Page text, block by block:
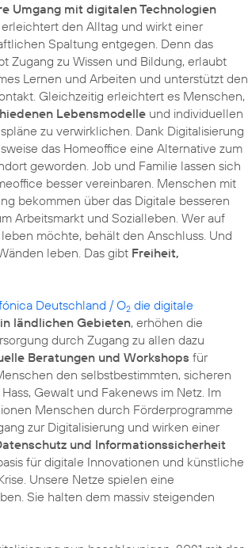
Umgang mit digitalen Technologien
den Alltag und wirkt einer
Spaltung entgegen. Denn das
Zugang zu Wissen und Bildung, erlaubt
Lernen und Arbeiten und unterstützt den
Gleichzeitig erleichtert es Menschen,
Lebensmodelleund individuellen
zu verwirklichen. Dank Digitalisierung
das Homeoffice eine Alternative zum
geworden. Job und Familie lassen sich
besser vereinbaren. Menschen mit
bekommen über das Digitale besseren
Arbeitsmarkt und Sozialleben. Wer auf
möchte, behält den Anschluss. Und
leben. Das gibt Freiheit,
Deutschland / O2 die digitale
ländlichen Gebieten, erhöhen die
durch Zugang zu allen dazu
Beratungen und Workshops für
den selbstbestimmten, sicheren
Gewalt und Fakenews im Netz. Im
Menschen durch Förderprogramme
zur Digitalisierung und wirken einer
und Informationssicherheit
für digitale Innovationen und künstliche
Unsere Netze spielen eine
Sie halten dem massiv steigenden